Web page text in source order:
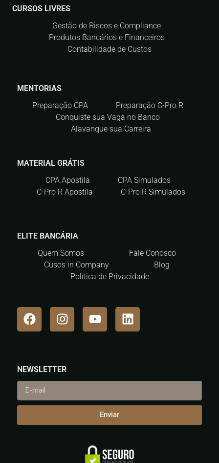
CURSOS LIVRES
Gestão de Riscos e Compliance
Produtos Bancários e Financeiros
Contabilidade de Custos
MENTORIAS
Preparação CPA
Preparação C-Pro R
Conquiste sua Vaga no Banco
Alavanque sua Carreira
MATERIAL GRÁTIS
CPA Apostila
CPA Simulados
C-Pro R Apostila
C-Pro R Simulados
ELITE BANCÁRIA
Quem Somos
Fale Conosco
Cusos in Company
Blog
Política de Privacidade
NEWSLETTER
Enviar